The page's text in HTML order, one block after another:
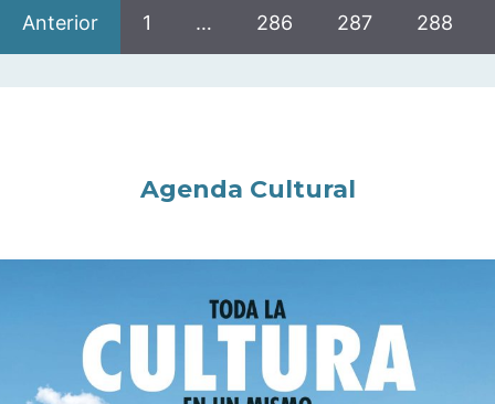
Anterior 1 … 286 287 288
Agenda Cultural